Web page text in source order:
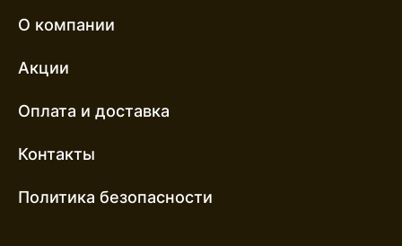
О компании
Акции
Оплата и доставка
Контакты
Политика безопасности